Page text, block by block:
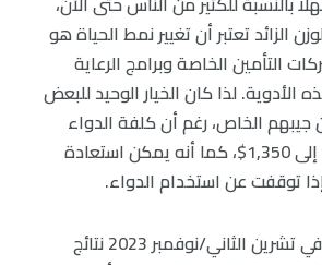
الزائد تعتبر أن تغيير نمط الحياة هو
التأمين الخاصة وبرامج الرعاية
لذا كان الخيار الوحيد للبعض
الخاص، رغم أن كلفة الدواء
لمدة شهر قد تصل إلى 1,350$، كما أنه يمكن استعادة
توقفت عن استخدام الدواء.
نشرت شركة Novo في تشرين الثاني/نوفمبر 2023 نتائج